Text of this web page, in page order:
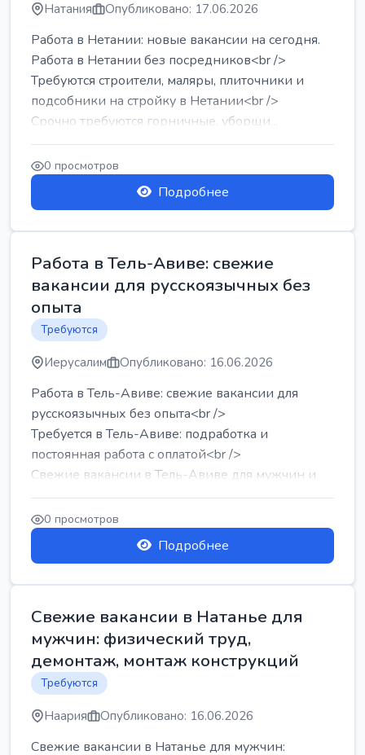
Натания Опубликовано: 17.06.2026
Работа в Нетании: новые вакансии на сегодня.
Работа в Нетании без посредников<br />
Требуются строители, маляры, плиточники и
подсобники на стройку в Нетании<br />
Срочно требуются горничные, уборщи...
0 просмотров
Подробнее
Работа в Тель-Авиве: свежие
вакансии для русскоязычных без
опыта
Требуются
Иерусалим Опубликовано: 16.06.2026
Работа в Тель-Авиве: свежие вакансии для
русскоязычных без опыта<br />
Требуется в Тель-Авиве: подработка и
постоянная работа с оплатой<br />
Свежие вакансии в Тель-Авиве для мужчин и
женщин от хозя...
0 просмотров
Подробнее
Свежие вакансии в Натанье для
мужчин: физический труд,
демонтаж, монтаж конструкций
Требуются
Наария Опубликовано: 16.06.2026
Свежие вакансии в Натанье для мужчин: